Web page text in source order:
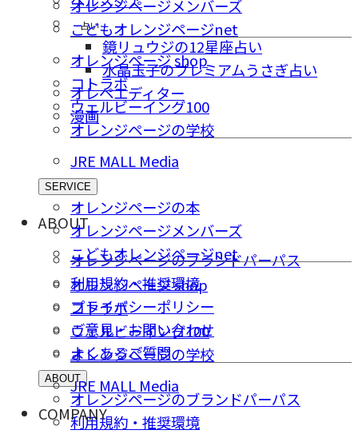
占い
鏡リュウジの12星座占い
水晶玉子のプレミアムうさぎ占い
オレペエディター
漫画
オレンジページメンバーズ
こどもオレンジページnet
オレンジページ shop
コトラボ
ウェルビーイング100
オレンジページの学校
JRE MALL Media
SERVICE
オレンジページの本
オレンジページメンバーズ
こどもオレンジページnet
オレンジページ shop
コトラボ
ウェルビーイング100
オレンジページの学校
JRE MALL Media
ABOUT
オレンジページのブランドパーパス
利用規約・推奨環境
プライバシーポリシー
ご意⾒・お問い合わせ
よくあるご質問
ABOUT
オレンジページのブランドパーパス
利用規約・推奨環境
COMPANY